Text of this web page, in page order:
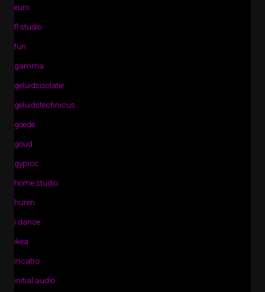
euro
fl studio
fun
gamma
geluidsisolatie
geluidstechnicus
goede
goud
gyproc
home studio
huren
i dance
ikea
incatro
initial audio